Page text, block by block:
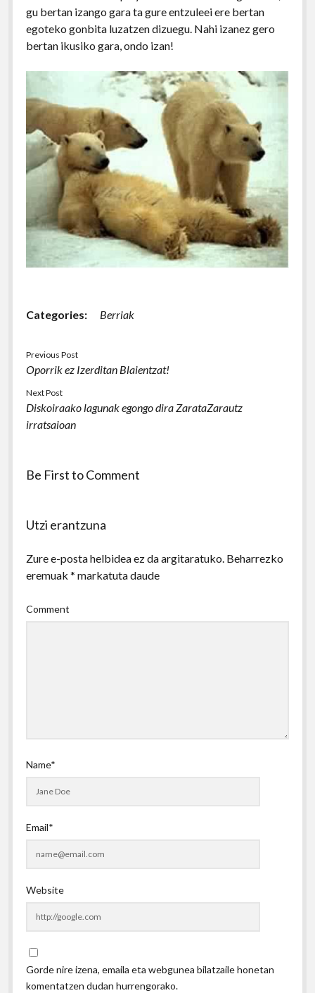
gu bertan izango gara ta gure entzuleei ere bertan
egoteko gonbita luzatzen dizuegu. Nahi izanez gero
bertan ikusiko gara, ondo izan!
Categories: Berriak
Previous Post
Oporrik ez Izerditan Blaientzat!
Next Post
Diskoiraako lagunak egongo dira ZarataZarautz
irratsaioan
Be First to Comment
Utzi erantzuna
Zure e-posta helbidea ez da argitaratuko. Beharrezko
eremuak * markatuta daude
Comment
Name*
Email*
Website
Gorde nire izena, emaila eta webgunea bilatzaile honetan
komentatzen dudan hurrengorako.